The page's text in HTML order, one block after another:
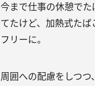
今まで仕事の休憩で
てたけど、加熱式た
フリーに。
周囲への配慮をしつ